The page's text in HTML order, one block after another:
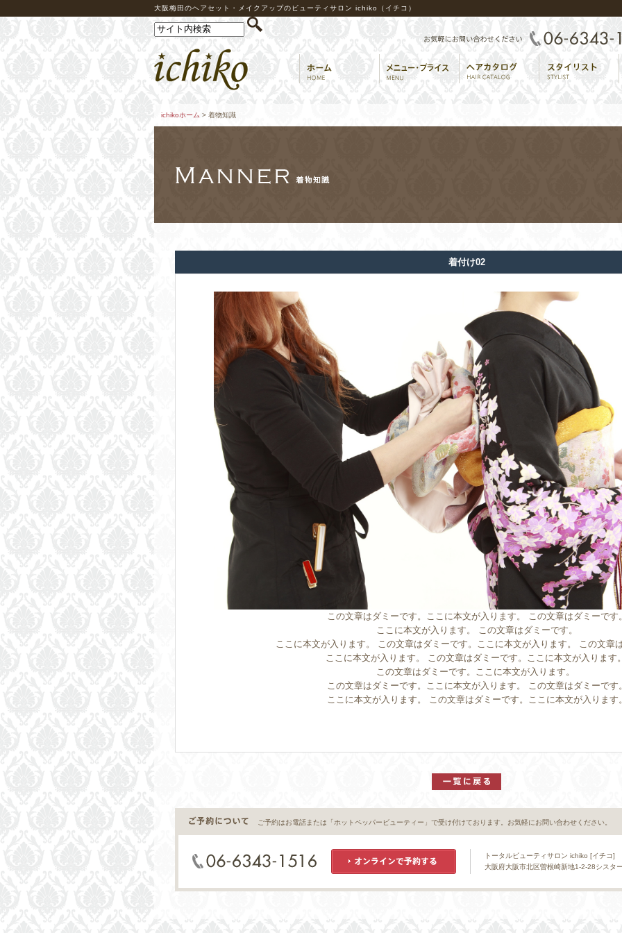
大阪梅田のヘアセット・メイクアップのビューティサロン ichiko（イチコ）
ichikoホーム > 着物知識
着付け02
この文章はダミーです。ここに本文が入ります。 この文章はダミーです
ここに本文が入ります。 この文章はダミーです。
ここに本文が入ります。 この文章はダミーです。ここに本文が入ります。 この文章
ここに本文が入ります。 この文章はダミーです。ここに本文が入ります
この文章はダミーです。ここに本文が入ります。
この文章はダミーです。ここに本文が入ります。 この文章はダミーです
ここに本文が入ります。 この文章はダミーです。ここに本文が入ります
ご予約はお電話または「ホットペッパービューティー」で受け付けております。お気軽にお問い合わせください。
トータルビューティサロン ichiko [イチコ]
大阪府大阪市北区曽根崎新地1-2-28シス